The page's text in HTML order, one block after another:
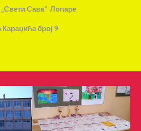
Сава“ Лопаре
број 9